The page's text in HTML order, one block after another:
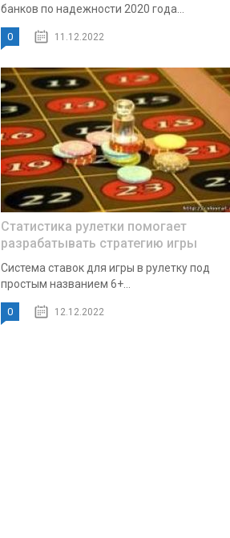
банков по надежности 2020 года...
0 11.12.2022
Статистика рулетки помогает
разрабатывать стратегию игры
Система ставок для игры в рулетку под
простым названием 6+...
0 12.12.2022